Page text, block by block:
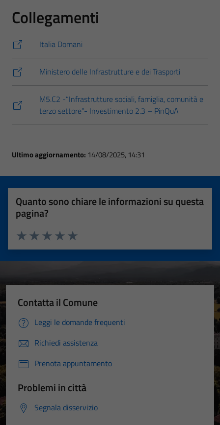
Collegamenti
Italia Domani
Ministero delle Infrastrutture e dei Trasporti
M5.C2 -“Infrastrutture sociali, famiglia, comunità e
terzo settore”- Investimento 2.3 – PinQuA
Ultimo aggiornamento: 14/08/2025, 14:31
Quanto sono chiare le informazioni su questa
pagina?
Valuta 5 stelle su 5
Valuta 4 stelle su 5
Valuta 3 stelle su 5
Valuta 2 stelle su 5
Valuta 1 stelle su 5
Contatta il Comune
Leggi le domande frequenti
Richiedi assistenza
Prenota appuntamento
Problemi in città
Segnala disservizio